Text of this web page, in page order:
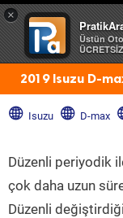
×
Üstün
2019 Isuzu D-
Isuzu D-max
Düzenli periyodik
çok daha uzun
Düzenli